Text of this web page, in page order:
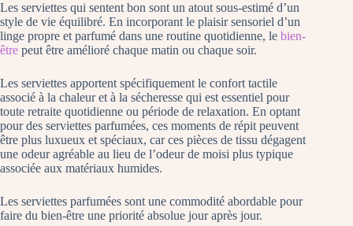
Les serviettes qui sentent bon sont un atout sous-estimé d’un
style de vie équilibré. En incorporant le plaisir sensoriel d’un
linge propre et parfumé dans une routine quotidienne, le bien-
être peut être amélioré chaque matin ou chaque soir.
Les serviettes apportent spécifiquement le confort tactile
associé à la chaleur et à la sécheresse qui est essentiel pour
toute retraite quotidienne ou période de relaxation. En optant
pour des serviettes parfumées, ces moments de répit peuvent
être plus luxueux et spéciaux, car ces pièces de tissu dégagent
une odeur agréable au lieu de l’odeur de moisi plus typique
associée aux matériaux humides.
Les serviettes parfumées sont une commodité abordable pour
faire du bien-être une priorité absolue jour après jour.